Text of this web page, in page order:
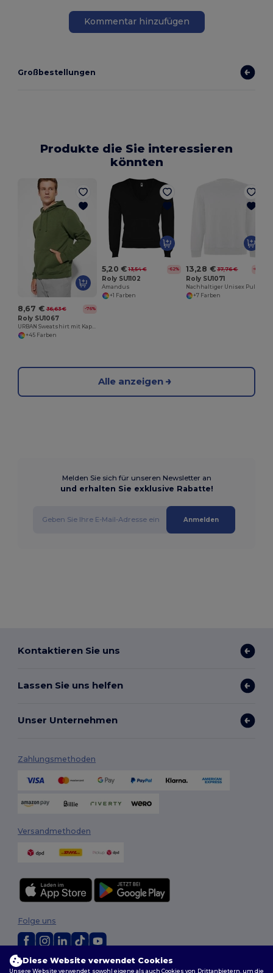
Kommentar hinzufügen
Großbestellungen
Produkte die Sie interessieren
könnten
8,67 € 36,63 € -76%
Roly SU1067
+45 Farben
5,20 € 13,54 € -62%
Roly SU1102
Amandus
+1 Farben
13,28 € 37,76 € -65%
Roly SU1071
+7 Farben
Alle anzeigen
Melden Sie sich für unseren Newsletter an
und erhalten Sie exklusive Rabatte!
Anmelden
Kontaktieren Sie uns
Lassen Sie uns helfen
Unser Unternehmen
Zahlungsmethoden
Versandmethoden
2026. Alle Rechte vorbehalten
Folge uns
Diese Website verwendet Cookies
Unsere Website verwendet sowohl eigene als auch Cookies von Drittanbietern, um die